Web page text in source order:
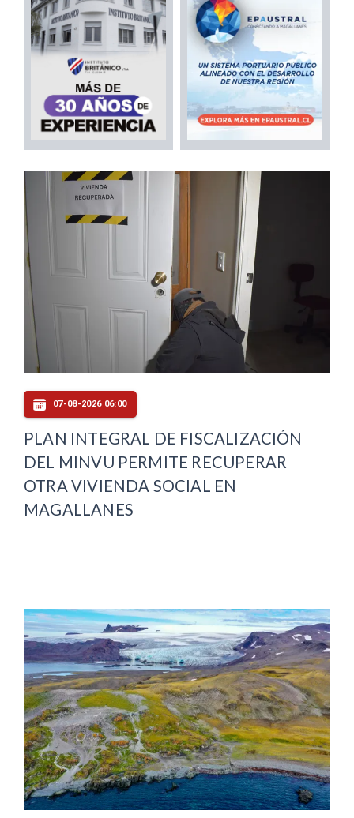
07-08-2026 06:00
PLAN INTEGRAL DE FISCALIZACIÓN
DEL MINVU PERMITE RECUPERAR
OTRA VIVIENDA SOCIAL EN
MAGALLANES